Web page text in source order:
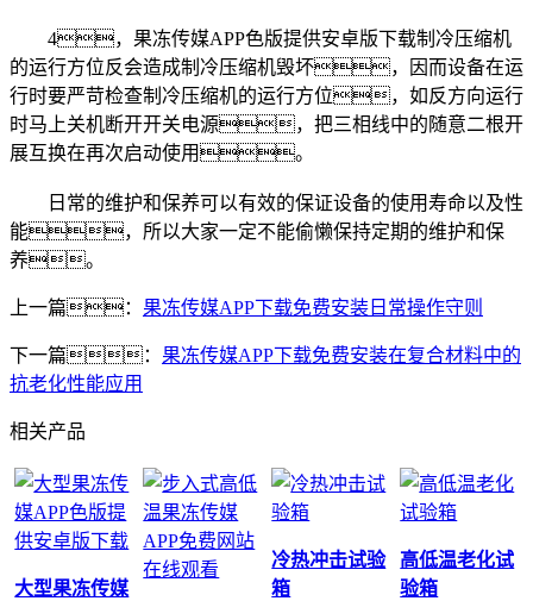
4，果冻传媒APP色版提供安卓版下载制冷压缩机
的运行方位反会造成制冷压缩机毁坏，因而设备在运
行时要严苛检查制冷压缩机的运行方位，如反方向运行
时马上关机断开开关电源，把三相线中的随意二根开
展互换在再次启动使用。
日常的维护和保养可以有效的保证设备的使用寿命以及性
能，所以大家一定不能偷懒保持定期的维护和保
养。
上一篇： 果冻传媒APP下载免费安装日常操作守则
下一篇： 果冻传媒APP下载免费安装在复合材料中的
抗老化性能应用
相关产品
大型果冻传媒
冷热冲击试验
箱
高低温老化试
验箱